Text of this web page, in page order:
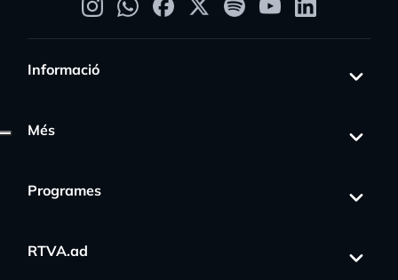
Informació
Més
Programes
RTVA.ad